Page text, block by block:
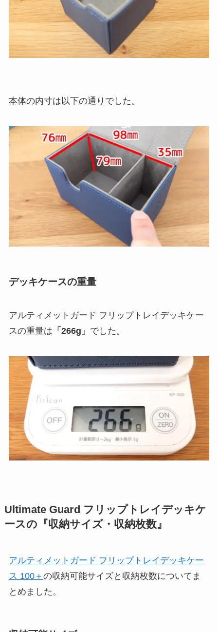
本体の内寸は以下の通りでした。
デッキケースの重量
アルティメットガード フリップトレイデッキケー
スの重量は 「266g」 でした。
Ultimate Guard フリップトレイデッキケ
ースの『収納サイズ・収納枚数』
アルティメットガード フリップトレイデッキケー
ス 100＋ の収納可能サイズと収納枚数についてま
とめました。